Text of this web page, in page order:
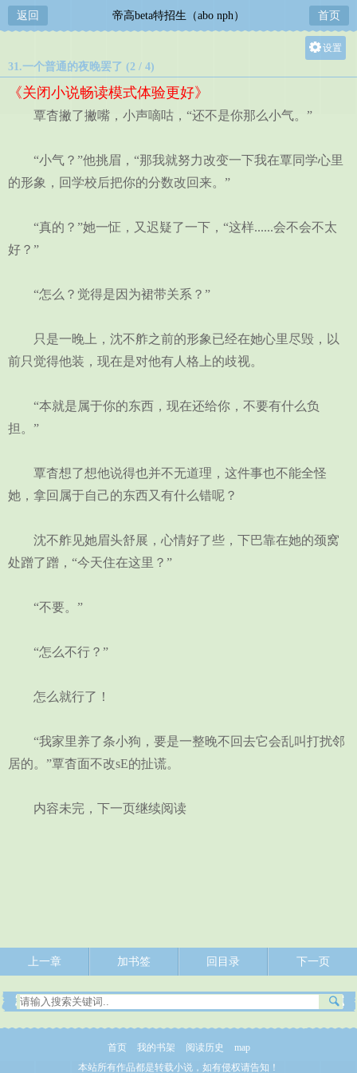
返回 帝高beta特招生（abo nph） 首页
设置
31.一个普通的夜晚罢了 (2 / 4)
《关闭小说畅读模式体验更好》
覃杳撇了撇嘴，小声嘀咕，“还不是你那么小气。”
“小气？”他挑眉，“那我就努力改变一下我在覃同学心里
的形象，回学校后把你的分数改回来。”
“真的？”她一怔，又迟疑了一下，“这样......会不会不太
好？”
“怎么？觉得是因为裙带关系？”
只是一晚上，沈不舴之前的形象已经在她心里尽毁，以
前只觉得他装，现在是对他有人格上的歧视。
“本就是属于你的东西，现在还给你，不要有什么负
担。”
覃杳想了想他说得也并不无道理，这件事也不能全怪
她，拿回属于自己的东西又有什么错呢？
沈不舴见她眉头舒展，心情好了些，下巴靠在她的颈窝
处蹭了蹭，“今天住在这里？”
“不要。”
“怎么不行？”
怎么就行了！
“我家里养了条小狗，要是一整晚不回去它会乱叫打扰邻
居的。”覃杳面不改sE的扯谎。
内容未完，下一页继续阅读
上一章 加书签 回目录 下一页
首页 我的书架 阅读历史
map
本站所有作品都是转载小说，如有侵权请告知！